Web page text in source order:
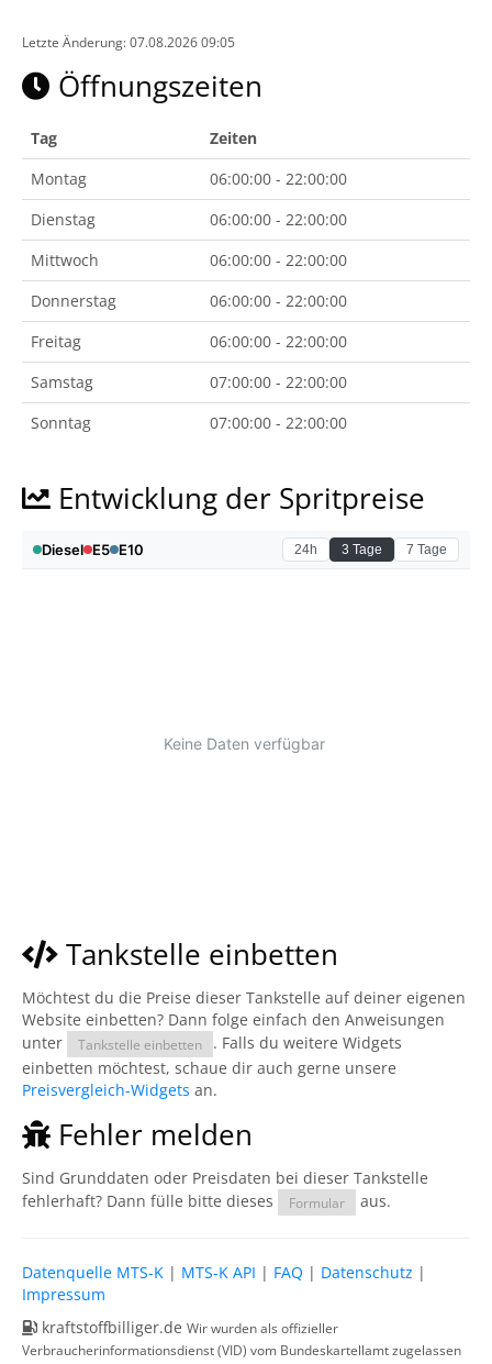
Letzte Änderung: 07.08.2026 09:05
Öffnungszeiten
Tag
Zeiten
Montag
06:00:00 - 22:00:00
Dienstag
06:00:00 - 22:00:00
Mittwoch
06:00:00 - 22:00:00
Donnerstag
06:00:00 - 22:00:00
Freitag
06:00:00 - 22:00:00
Samstag
07:00:00 - 22:00:00
Sonntag
07:00:00 - 22:00:00
Entwicklung der Spritpreise
Tankstelle einbetten
Möchtest du die Preise dieser Tankstelle auf deiner eigenen
Website einbetten? Dann folge einfach den Anweisungen
unter
Tankstelle einbetten
. Falls du weitere Widgets
einbetten möchtest, schaue dir auch gerne unsere
Preisvergleich-Widgets an.
Fehler melden
Sind Grunddaten oder Preisdaten bei dieser Tankstelle
fehlerhaft? Dann fülle bitte dieses
Formular aus.
Datenquelle MTS-K | MTS-K API | FAQ | Datenschutz |
Impressum
kraftstoffbilliger.de Wir wurden als offizieller
Verbraucherinformationsdienst (VID) vom Bundeskartellamt zugelassen